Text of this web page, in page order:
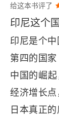
第十一章
第十三章
结语 印尼
印尼省份
给这本书评了
印尼这个
印尼是个
第四的国
中国的崛
经济增长
日本真正